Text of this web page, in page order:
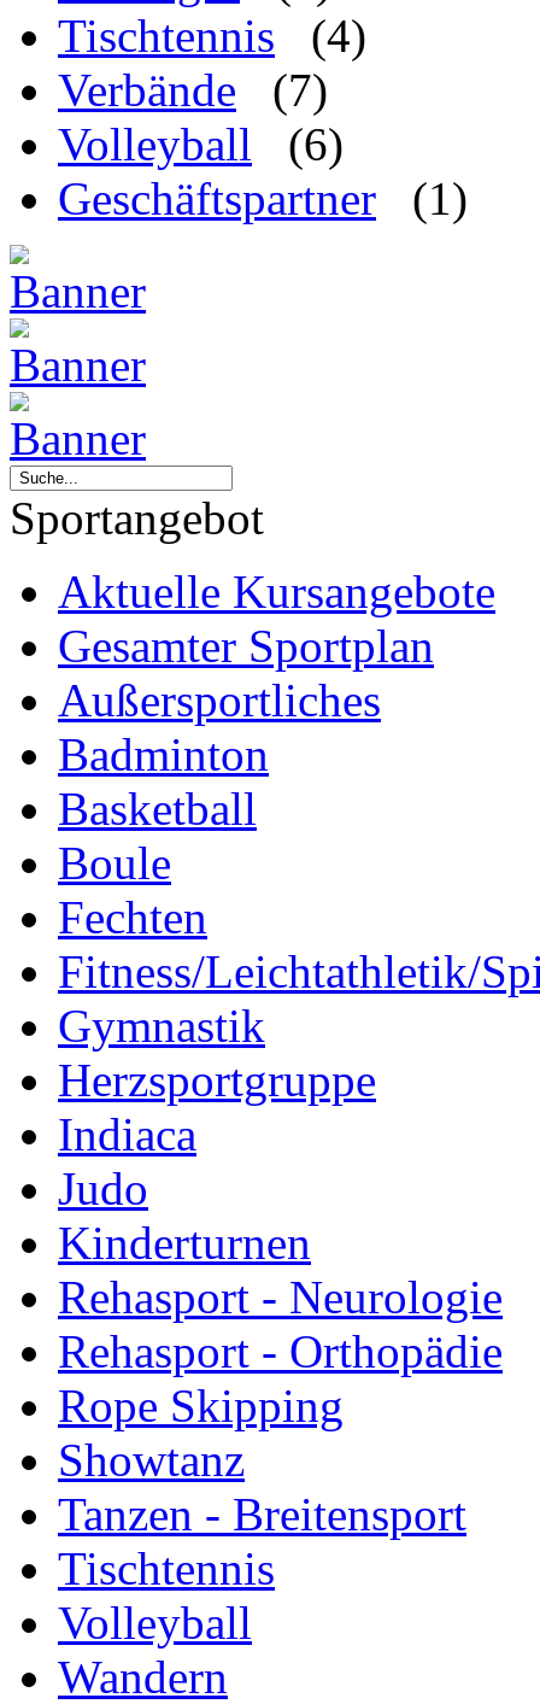
Tischtennis
(4)
Verbände
(7)
Volleyball
(6)
Geschäftspartner
(1)
Sportangebot
Aktuelle Kursangebote
Gesamter Sportplan
Außersportliches
Badminton
Basketball
Boule
Fechten
Fitness/Leichtathletik/
Gymnastik
Herzsportgruppe
Indiaca
Judo
Kinderturnen
Rehasport - Neurologie
Rehasport - Orthopädie
Rope Skipping
Showtanz
Tanzen - Breitensport
Tischtennis
Volleyball
Wandern